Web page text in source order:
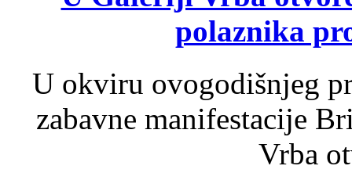
polaznika
U okviru ovogodišnjeg
zabavne manifestacije
Vrba